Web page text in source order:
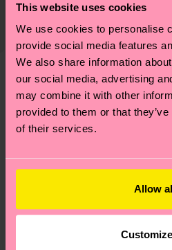
This website uses cookies
We use cookies to personalise
provide social media features
We also share information
our social media, advertising
may combine it with other
provided to them or that
of their services.
Allow
Customize
Lieferkette, die
richtige Pflege von Socken
Weitere Informationen
findest du auf unserer
Die Lieferzeit hängt vom
ab und unsere
findest duhier. Die
deine Bestellung versandt
dass es sich hierbei um
und die genaue Lieferzeit
deinem Land abhängt.
Hilfebereich im Artikel
am häufigsten gestellten
Ähnliche muster
Neuheit